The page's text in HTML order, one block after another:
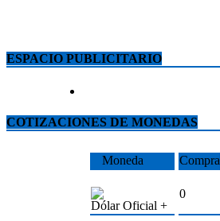
ESPACIO PUBLICITARIO
COTIZACIONES DE MONEDAS
Moneda Compra
Dólar Oficial +
0